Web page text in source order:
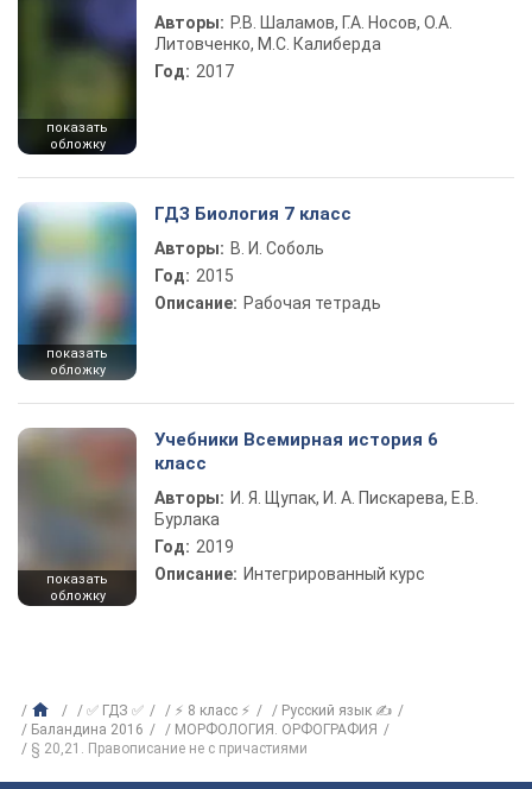
показать
обложку
Авторы: Р.В. Шаламов, Г.А. Носов, О.А.
Литовченко, М.С. Калиберда
Год: 2017
показать
обложку
ГДЗ Биология 7 класс
Авторы: В. И. Соболь
Год: 2015
Описание: Рабочая тетрадь
показать
обложку
Учебники Всемирная история 6
класс
Авторы: И. Я. Щупак, И. А. Пискарева, Е.В.
Бурлака
Год: 2019
Описание: Интегрированный курс
✅ ГДЗ ✅ ⚡ 8 класс ⚡
Русский язык ✍
Баландина 2016
МОРФОЛОГИЯ. ОРФОГРАФИЯ
§ 20,21. Правописание не с причастиями